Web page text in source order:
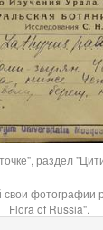
раздел
фотографии
Flora of Russia".